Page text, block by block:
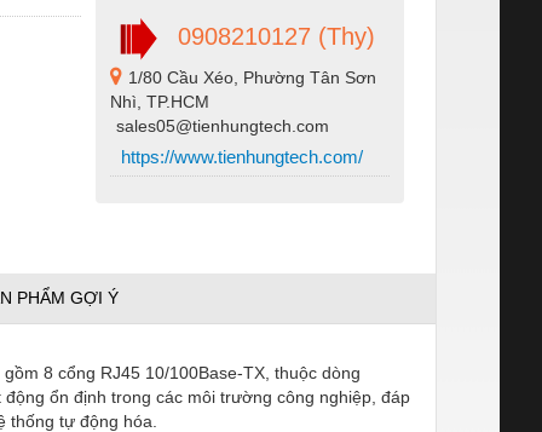
0908210127 (Thy)
1/80 Cầu Xéo, Phường Tân Sơn
Nhì, TP.HCM
sales05@tienhungtech.com
https://www.tienhungtech.com/
PHẨM GỢI Ý
8 cổng RJ45 10/100Base-TX, thuộc dòng
ổn định trong các môi trường công nghiệp, đáp
thống tự động hóa.